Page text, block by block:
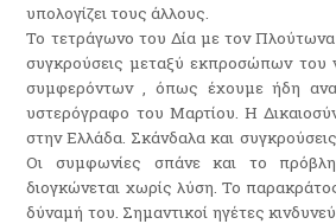
υπολογίζει τους άλλους.
Το τετράγωνο του Δία με τον
συγκρούσεις μεταξύ εκπροσώπων του
συμφερόντων , όπως έχουμε ήδη
υστερόγραφο του Μαρτίου. Η
στην Ελλάδα. Σκάνδαλα και
Οι συμφωνίες σπάνε και το
διογκώνεται χωρίς λύση. Το
δύναμή του. Σημαντικοί ηγέτες